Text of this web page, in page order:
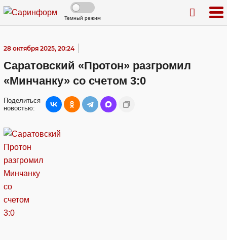
Темный режим
28 октября 2025, 20:24
Саратовский «Протон» разгромил
«Минчанку» со счетом 3:0
Поделиться
новостью: